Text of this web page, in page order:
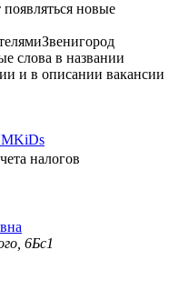
новые
Звенигород
слова в названии
и в описании вакансии
налогов
6Бс1